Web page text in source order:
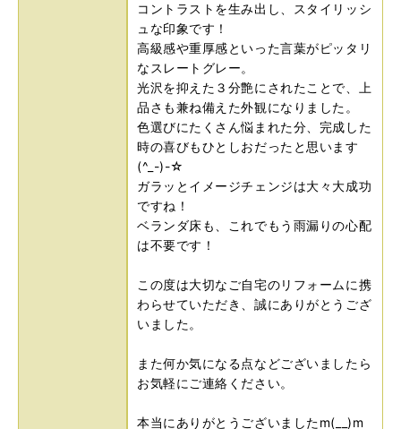
コントラストを生み出し、スタイリッシ
ュな印象です！
高級感や重厚感といった言葉がピッタリ
なスレートグレー。
光沢を抑えた３分艶にされたことで、上
品さも兼ね備えた外観になりました。
色選びにたくさん悩まれた分、完成した
時の喜びもひとしおだったと思います
(^_-)-☆
ガラッとイメージチェンジは大々大成功
ですね！
ベランダ床も、これでもう雨漏りの心配
は不要です！
この度は大切なご自宅のリフォームに携
わらせていただき、誠にありがとうござ
いました。
また何か気になる点などございましたら
お気軽にご連絡ください。
本当にありがとうございましたm(__)m